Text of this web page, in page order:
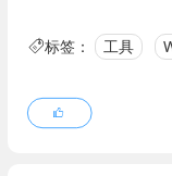
标签： 工具